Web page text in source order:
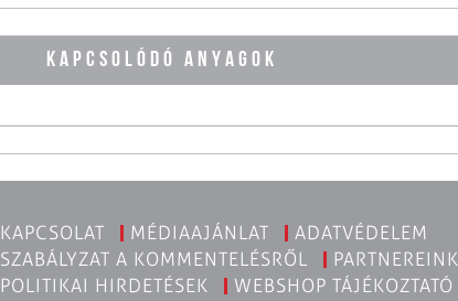
KAPCSOLÓDÓ ANYAGOK
KAPCSOLAT MÉDIAAJÁNLAT
ADATVÉDELEM
SZABÁLYZAT A KOMMENTELÉSRŐL
PARTNEREINK
POLITIKAI HIRDETÉSEK
WEBSHOP TÁJÉKOZTATÓ